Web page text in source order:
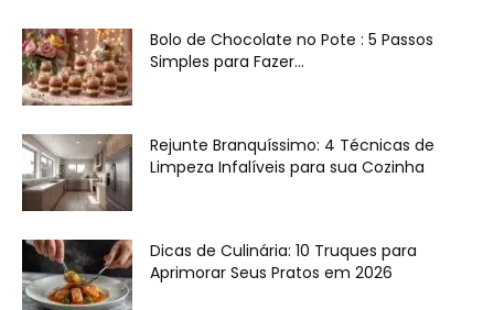
Bolo de Chocolate no Pote : 5 Passos
Simples para Fazer...
Rejunte Branquíssimo: 4 Técnicas de
Limpeza Infalíveis para sua Cozinha
Dicas de Culinária: 10 Truques para
Aprimorar Seus Pratos em 2026